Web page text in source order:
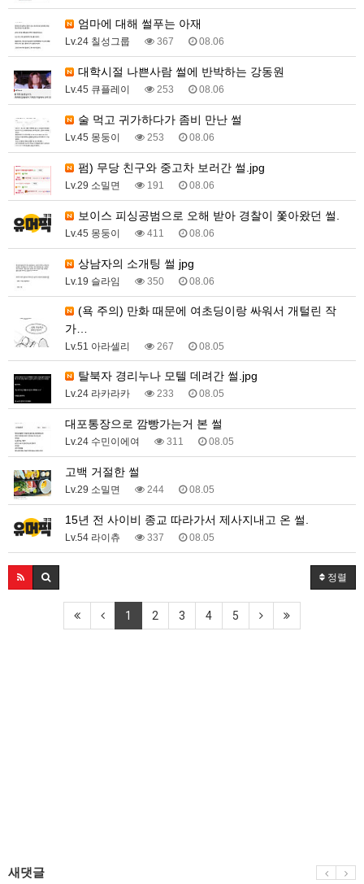
엄마에 대해 썰푸는 아재
Lv.24 칠성그룹 367 08.06
대학시절 나쁜사람 썰에 반박하는 강동원
Lv.45 큐플레이 253 08.06
술 먹고 귀가하다가 좀비 만난 썰
Lv.45 몽둥이 253 08.06
펌) 무당 친구와 중고차 보러간 썰.jpg
Lv.29 소밀면 191 08.06
보이스 피싱공범으로 오해 받아 경찰이 쫓아왔던 썰.
Lv.45 몽둥이 411 08.06
상남자의 소개팅 썰 jpg
Lv.19 슬라임 350 08.06
가…
Lv.51 아라셀리 267 08.05
탈북자 경리누나 모텔 데려간 썰.jpg
Lv.24 라카라카 233 08.05
대포통장으로 깜빵가는거 본 썰
Lv.24 수민이에여 311 08.05
고백 거절한 썰
Lv.29 소밀면 244 08.05
15년 전 사이비 종교 따라가서 제사지내고 온 썰.
Lv.54 라이츄 337 08.05
정렬
1 2 3 4 5
새댓글